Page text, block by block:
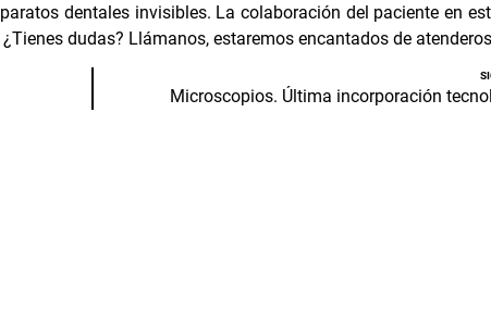
dentales invisibles. La colaboración del paciente en
dudas? Llámanos, estaremos encantados de
Microscopios. Última incorporación